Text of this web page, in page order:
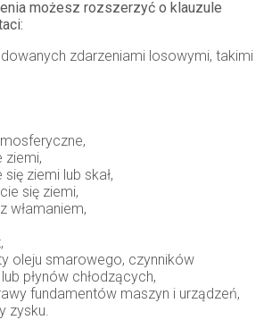
możesz rozszerzyć o klauzule
zdarzeniami losowymi, takimi
ziemi,
się ziemi lub skał,
się ziemi,
włamaniem,
oleju smarowego, czynników
płynów chłodzących,
fundamentów maszyn i urządzeń,
zysku.